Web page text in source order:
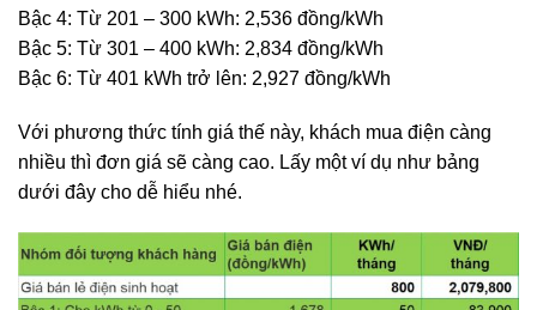
Bậc 4: Từ 201 – 300 kWh: 2,536 đồng/kWh
Bậc 5: Từ 301 – 400 kWh: 2,834 đồng/kWh
Bậc 6: Từ 401 kWh trở lên: 2,927 đồng/kWh
Với phương thức tính giá thế này, khách mua điện càng
nhiều thì đơn giá sẽ càng cao. Lấy một ví dụ như bảng
dưới đây cho dễ hiểu nhé.